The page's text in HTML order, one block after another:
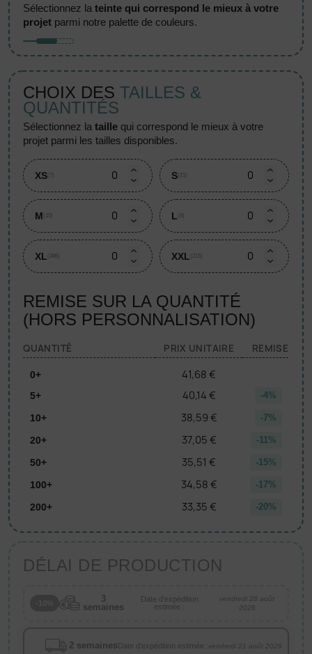
sélectionnez lateinte qui correspond le mieux à votre
projet parmi notre palette de couleurs.
CHOIX DES TAILLES &
QUANTITÉS
sélectionnez lataille qui correspond le mieux à votre
projet parmi les tailles disponibles.
XS (7) S (21)
M (10) L (8)
XL (386) XXL (215)
REMISE SUR LA QUANTITÉ
(HORS PERSONNALISATION)
QUANTITÉ PRIX UNITAIRE REMISE
0+ 41,68 €
5+ 40,14 € -4%
10+ 38,59 € -7%
20+ 37,05 € -11%
50+ 35,51 € -15%
100+ 34,58 € -17%
200+ 33,35 € -20%
DÉLAI DE PRODUCTION
3
semaines
Date d'expédition
estimée :
vendredi 28 août
2026
2 semainesDate d'expédition estimée :vendredi 21 août 2026